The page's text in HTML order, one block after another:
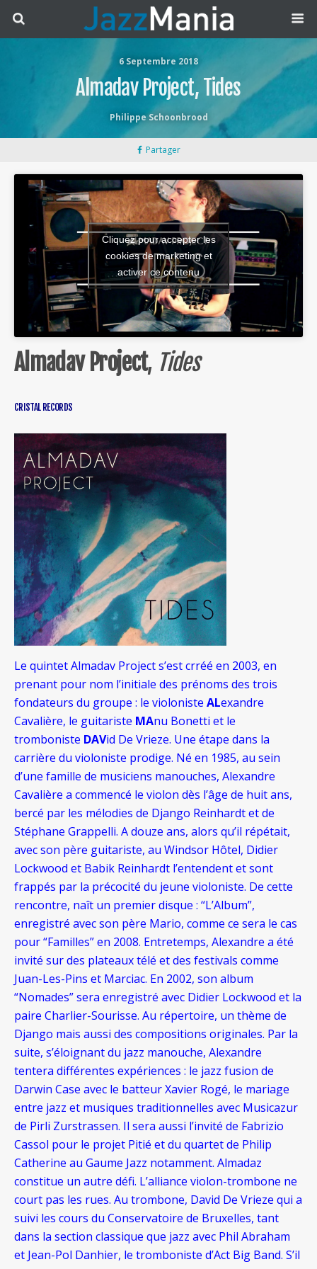
6 Septembre 2018
Almadav Project, Tides
Philippe Schoonbrood
Partager
Cliquez pour accepter les
cookies de marketing et
activer ce contenu
Almadav Project, Tides
CRISTAL RECORDS
Le quintet Almadav Project s’est crréé en 2003, en
prenant pour nom l’initiale des prénoms des trois
fondateurs du groupe : le violoniste ALexandre
Cavalière, le guitariste MAnu Bonetti et le
tromboniste DAVid De Vrieze. Une étape dans la
carrière du violoniste prodige. Né en 1985, au sein
d’une famille de musiciens manouches, Alexandre
Cavalière a commencé le violon dès l’âge de huit ans,
bercé par les mélodies de Django Reinhardt et de
Stéphane Grappelli. A douze ans, alors qu’il répétait,
avec son père guitariste, au Windsor Hôtel, Didier
Lockwood et Babik Reinhardt l’entendent et sont
frappés par la précocité du jeune violoniste. De cette
rencontre, naît un premier disque : “L’Album”,
enregistré avec son père Mario, comme ce sera le cas
pour “Familles” en 2008. Entretemps, Alexandre a été
invité sur des plateaux télé et des festivals comme
Juan-Les-Pins et Marciac. En 2002, son album
“Nomades” sera enregistré avec Didier Lockwood et la
paire Charlier-Sourisse. Au répertoire, un thème de
Django mais aussi des compositions originales. Par la
suite, s’éloignant du jazz manouche, Alexandre
tentera différentes expériences : le jazz fusion de
Darwin Case avec le batteur Xavier Rogé, le mariage
entre jazz et musiques traditionnelles avec Musicazur
de Pirli Zurstrassen. Il sera aussi l’invité de Fabrizio
Cassol pour le projet Pitié et du quartet de Philip
Catherine au Gaume Jazz notamment. Almadaz
constitue un autre défi. L’alliance violon-trombone ne
court pas les rues. Au trombone, David De Vrieze qui a
suivi les cours du Conservatoire de Bruxelles, tant
dans la section classique que jazz avec Phil Abraham
et Jean-Pol Danhier, le tromboniste d’Act Big Band. S’il